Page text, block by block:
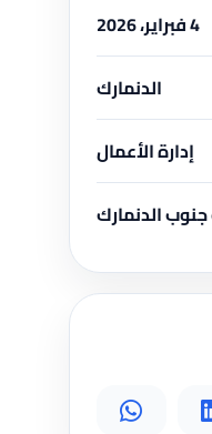
4 فبراير، 2026
الدنمارك
إدارة الأعمال
الدنمارك